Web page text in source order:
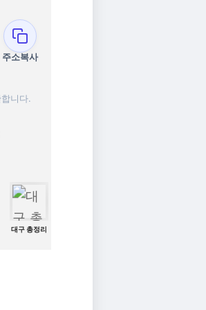
주소복사
니다.
대구 총정리